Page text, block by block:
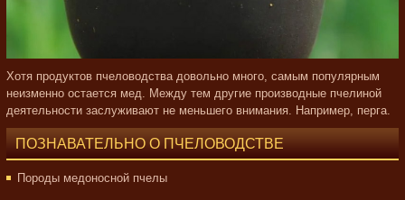
Хотя продуктов пчеловодства довольно много, самым популярным
неизменно остается мед. Между тем другие производные пчелиной
деятельности заслуживают не меньшего внимания. Например, перга.
ПОЗНАВАТЕЛЬНО О ПЧЕЛОВОДСТВЕ
Породы медоносной пчелы